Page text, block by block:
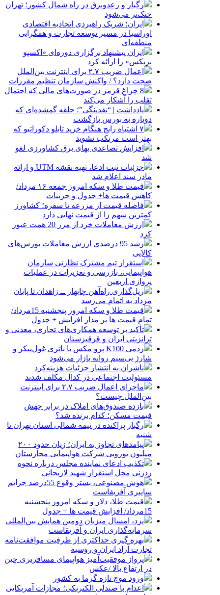
رگبار و رعدوبرق در راه شمال کشور؛ تهران
خنک‌تر می‌شود
ایران؛ شریک راهبردی اتحادیه اقتصادی
اوراسیا در مسیر توسعه تجارت و همگرایی
منطقه‌ای
ایران پیشنهاد برگزاری دوره‌ای «اکسپو
بریکس» را ارائه کرد
اعمال ضریب ۲.۷ برای اینترنت بین‌الملل
صحت دارد؟ / واکنش سازمان تنظیم مقررات
8 چراغ قرمز در صورت‌های مالی که احتمال
تقلب را آشکار می‌کند
یادداشت | “نقدینگی”؛ حلقه گمشده‌ای که
دوباره به بورس بازگشت
۷ اشتباه رایج هنگام خرید تابلو دکوراتیو که
بهتر است مرتکب نشوید
افزایش تصاعدی بهای برق کشاورزی لغو
شد
جزئیات ثبت ادعا، تهیه نقشه UTM و ارائه
مادر سند اعلام شد
قیمت طلا و سکه امروز جمعه ۱۶ مرداد/
کاهش قیمت ها+ جدول و جزییات
فاصله قیمت از مزرعه تا سفره؛ کشاورز
کمترین سهم را از قیمت نهایی دارد
ارزش معاملات خرد از مرز 20 همت عبور
کرد
رشد 95 درصدی ارزش معاملات بورس‌های
کالایی
استقرار تیم مشترک نظارتی سازمان
هواپیمایی، بازرسی و تعزیرات در عملیات
پروازی اربعین
ریل‌گذاری راه‌آهن چابهار ــ زاهدان تا پایان
مرداد به اتمام می‌رسد
قیمت طلا و سکه امروز پنجشنبه 15مرداد/
تمام قیمت ها بر مدار افزایش + جدول
تأکید بر توسعه همکاری‌های تجاری، معدنی و
ترانزیتی ایران و قرقیزستان
ردمی K100 پرو مکس با باتری غول‌پیکر و
شارژ بی‌سیم روانه بازار می‌شود
ناشران به انتشار جزئیات هزینه‌کرد
مسئولیت اجتماعی در کدال مکلف شدند
ماجرای اعمال ضریب ۲.۷ برای اینترنت
بین‌الملل چیست؟
بازده صندوق‌های املاک در برابر جهش
قیمت مسکن؛ کدام برنده شد؟
رگبار پراکنده در نیمه شمالی استان تهران تا
شنبه
پیامدهای تجاوز به ایران؛ زیان حدود ۲۰۰
میلیون یورویی شرکت هواپیمایی مجارستان
تکذیب ادعای نماینده مجلس درباره نحوه
ردزنی محل استقرار شهید لاریجانی
هوش مصنوعی، بستر وقوع 55درصد جرایم
سایبری آفریقاست
قیمت طلا، دلار و سکه امروز پنجشنبه
15مرداد/ افزایش قیمت ها + جدول
یزد، امسال میزبان دومین همایش بین‌المللی
سرمایه‌گذاری ایران و آفریقاست
بهره گیری حداکثری از ظرفیت موافقت‌نامه
تجارت آزاد ایران و روسیه
پرواز موفقیت‌آمیز هواپیمای مسافربری چین
در ارتفاع بالا /عکس
ورود موج تازه گرما به کشور
اعدام با صندلی الکتریکی؛ مجازات آمریکایی